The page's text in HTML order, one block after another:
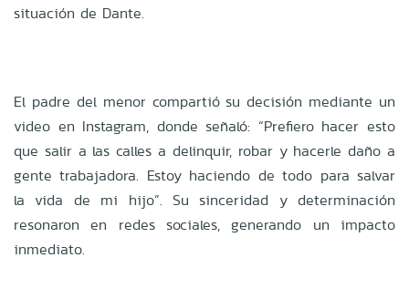
situación de Dante.
El padre del menor compartió su decisión mediante un
video en Instagram, donde señaló: “Prefiero hacer esto
que salir a las calles a delinquir, robar y hacerle daño a
gente trabajadora. Estoy haciendo de todo para salvar
la vida de mi hijo”. Su sinceridad y determinación
resonaron en redes sociales, generando un impacto
inmediato.